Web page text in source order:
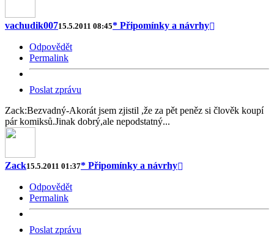
vachudik00715.5.2011 08:45* Připomínky a návrhy
Odpovědět
Permalink
Poslat zprávu
Zack:Bezvadný-Akorát jsem zjistil ,že za pět peněz si člověk koupí
pár komiksů.Jinak dobrý,ale nepodstatný...
Zack15.5.2011 01:37* Připomínky a návrhy
Odpovědět
Permalink
Poslat zprávu